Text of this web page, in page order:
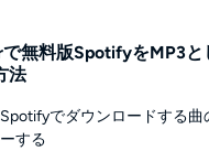
無料版SpotifyをMP3と
法
Spotifyでダウンロードする曲
ーする